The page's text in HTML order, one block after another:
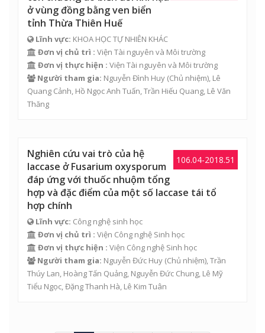
ở vùng đồng bằng ven biển
tỉnh Thừa Thiên Huế
Lĩnh vực: KHOA HỌC TỰ NHIÊN KHÁC
Đơn vị chủ trì : Viện Tài nguyên và Môi trường
Đơn vị thực hiện : Viện Tài nguyên và Môi trường
Người tham gia: Nguyễn Đình Huy (Chủ nhiệm), Lê
Quang Cảnh, Hồ Ngọc Anh Tuấn,Trần Hiếu Quang, Lê Văn
Thăng
106.04-2018.51
Nghiên cứu vai trò của hệ
laccase ở Fusarium oxysporum
đáp ứng với thuốc nhuộm tổng
hợp và đặc điểm của một số laccase tái tổ
hợp chính
Lĩnh vực: Công nghệ sinh học
Đơn vị chủ trì : Viện Công nghệ Sinh học
Đơn vị thực hiện : Viện Công nghệ Sinh học
Người tham gia: Nguyễn Đức Huy (Chủ nhiệm),Trần
Thúy Lan, Hoàng Tấn Quảng, Nguyễn Đức Chung, Lê Mỹ
Tiểu Ngọc, Đặng Thanh Hà, Lê Kim Tuân